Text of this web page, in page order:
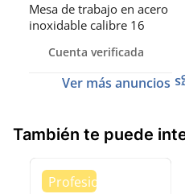
Mesa de trabajo en acero
inoxidable calibre 16
Cuenta verificada
Ver más anuncios
También te puede